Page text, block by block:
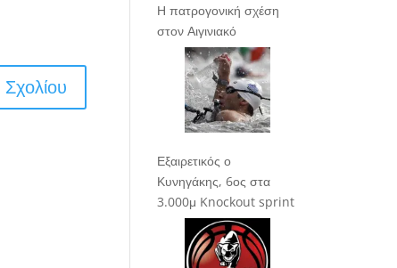
Η πατρογονική σχέση
στον Αιγινιακό
Εξαιρετικός ο
Κυνηγάκης, 6ος στα
3.000μ Knockout sprint